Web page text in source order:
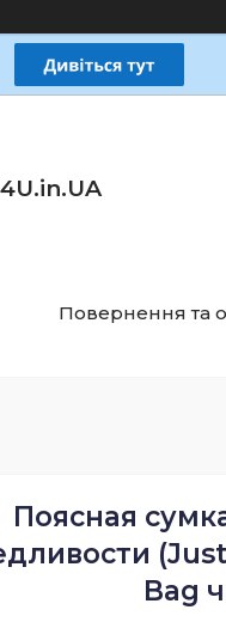
Повернення та
Поясная
Bag